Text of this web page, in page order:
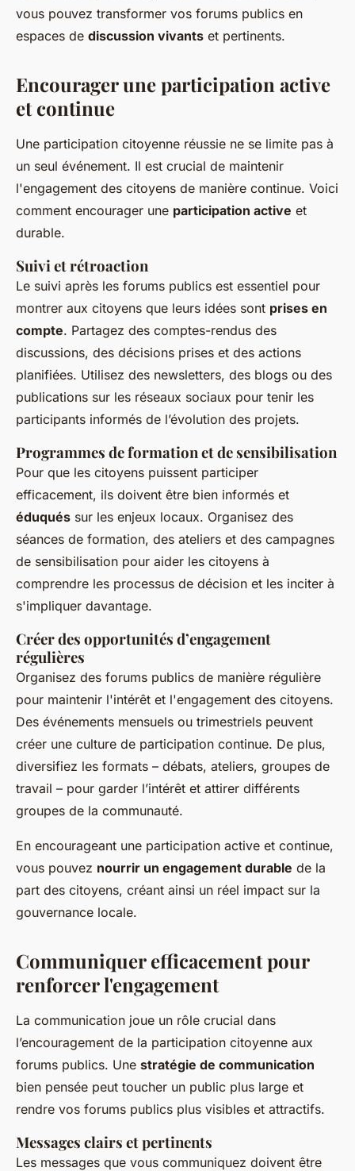
vous pouvez transformer vos forums publics en
espaces de discussion vivants et pertinents.
Encourager une participation active
et continue
Une participation citoyenne réussie ne se limite pas à
un seul événement. Il est crucial de maintenir
l'engagement des citoyens de manière continue. Voici
comment encourager une participation active et
durable.
Suivi et rétroaction
Le suivi après les forums publics est essentiel pour
montrer aux citoyens que leurs idées sont prises en
compte. Partagez des comptes-rendus des
discussions, des décisions prises et des actions
planifiées. Utilisez des newsletters, des blogs ou des
publications sur les réseaux sociaux pour tenir les
participants informés de l’évolution des projets.
Programmes de formation et de sensibilisation
Pour que les citoyens puissent participer
efficacement, ils doivent être bien informés et
éduqués sur les enjeux locaux. Organisez des
séances de formation, des ateliers et des campagnes
de sensibilisation pour aider les citoyens à
comprendre les processus de décision et les inciter à
s'impliquer davantage.
Créer des opportunités d’engagement
régulières
Organisez des forums publics de manière régulière
pour maintenir l'intérêt et l'engagement des citoyens.
Des événements mensuels ou trimestriels peuvent
créer une culture de participation continue. De plus,
diversifiez les formats – débats, ateliers, groupes de
travail – pour garder l’intérêt et attirer différents
groupes de la communauté.
En encourageant une participation active et continue,
vous pouvez nourrir un engagement durable de la
part des citoyens, créant ainsi un réel impact sur la
gouvernance locale.
Communiquer efficacement pour
renforcer l'engagement
La communication joue un rôle crucial dans
l’encouragement de la participation citoyenne aux
forums publics. Une stratégie de communication
bien pensée peut toucher un public plus large et
rendre vos forums publics plus visibles et attractifs.
Messages clairs et pertinents
Les messages que vous communiquez doivent être